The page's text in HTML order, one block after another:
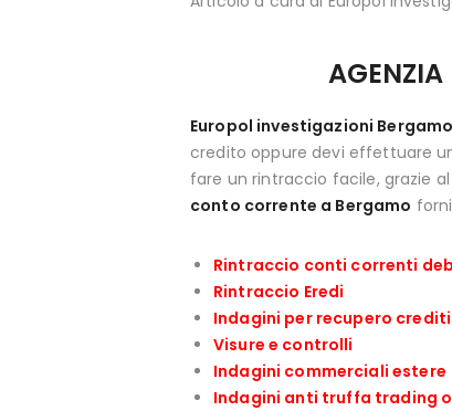
Europol investigazioni Bergamo
credito oppure devi effettuare
fare un rintraccio facile, grazie
conto corrente a Bergamo
Rintraccio conti correnti
Rintraccio Eredi
Indagini per recupero crediti
Visure e controlli
Indagini commerciali estere
Indagini anti truffa trading